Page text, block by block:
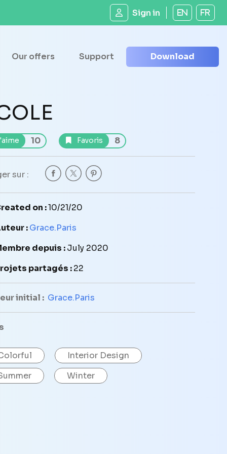
Sign in EN FR
Our offers Support Download
10 Favoris 8
sur :
on :10/21/20
:Grace.Paris
depuis :July 2020
partagés :22
initial : Grace.Paris
Interior Design
Winter